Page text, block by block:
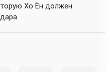
Хо Ён должен